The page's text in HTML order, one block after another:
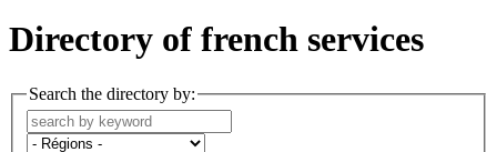
Directory of french services
Search the directory by: